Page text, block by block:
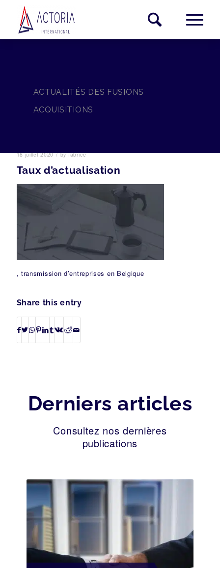
ACTUALITÉS DES FUSIONS
ACQUISITIONS
18 juillet 2020 / byfabrice
Taux d’actualisation
, transmission d’entreprises en Belgique
Share this entry
Derniers articles
Consultez nos dernières
publications